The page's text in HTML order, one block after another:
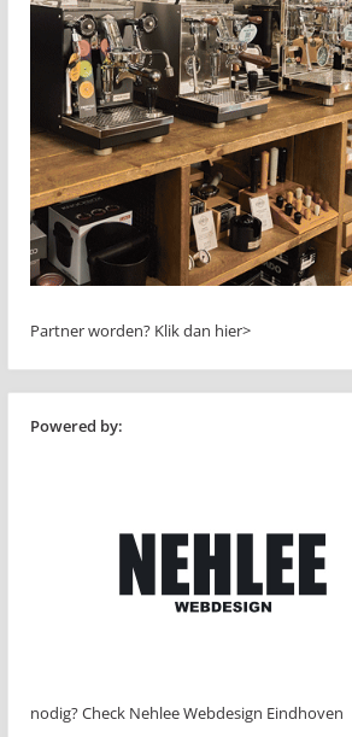
Partner worden? Klik dan hier>
Powered by:
nodig? Check Nehlee Webdesign Eindhoven